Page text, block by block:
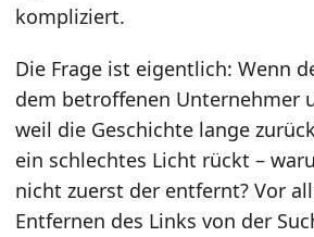
kompliziert.
Die Frage ist eigentlich: Wenn
dem betroffenen Unternehmer
weil die Geschichte lange
ein schlechtes Licht rückt –
nicht zuerst der entfernt? Vor
Entfernen des Links von der